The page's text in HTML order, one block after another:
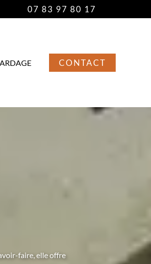
07 83 97 80 17
CONTACT
faire, elle offre